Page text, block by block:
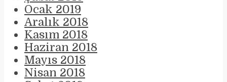
Ocak 2019
Aralık 2018
Kasım 2018
Haziran 2018
Mayıs 2018
Nisan 2018